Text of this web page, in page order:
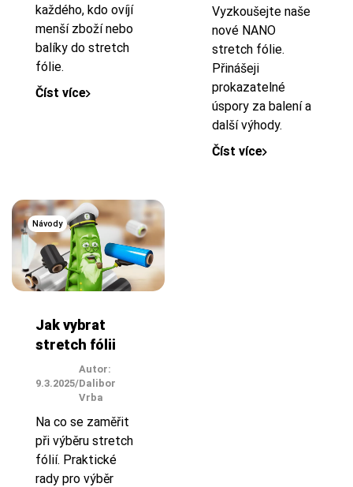
každého, kdo ovíjí
menší zboží nebo
balíky do stretch
fólie.
Číst více
Vyzkoušejte naše
nové NANO
stretch fólie.
Přinášeji
prokazatelné
úspory za balení a
další výhody.
Číst více
Návody
Jak vybrat
stretch fólii
9.3.2025/
Autor:
Dalibor
Vrba
Na co se zaměřit
při výběru stretch
fólií. Praktické
rady pro výběr